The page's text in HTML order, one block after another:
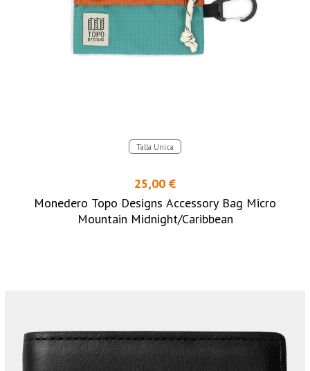
Talla Unica
25,00 €
Monedero Topo Designs Accessory Bag Micro
Mountain Midnight/Caribbean